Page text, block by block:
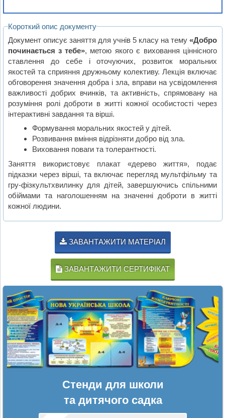
Короткий опис документу
Документ описує заняття для учнів 5 класу на тему«Добро
починається з тебе», метою якого є виховання ціннісного
ставлення до себе і оточуючих, розвиток моральних
якостей та сприяння дружньому колективу. Лекція включає
обговорення значення добра і зла, вправи на усвідомлення
важливості добрих вчинків, та активність, спрямовану на
розуміння ролі доброти в житті кожної особистості через
інтерактивні завдання та вірші.
Формування моральних якостей у дітей.
Розвивання вміння відрізняти добро від зла.
Виховання поваги та толерантності.
Заняття використовує плакат «дерево життя», подає
підказки через вірші, та включає перегляд мультфільму та
гру-фізкультхвилинку для дітей, завершуючись спільними
обіймами та наголошенням на значенні доброти в житті
кожної людини.
ЗАВАНТАЖИТИ МАТЕРІАЛ
ЗАВАНТАЖИТИ СЕРТИФІКАТ
Стенди для школи
та дитячого садка